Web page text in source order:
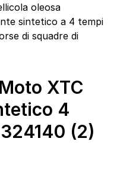
oleosa
sintetico a 4 tempi
di squadre di
XTC
4
324140 (2)